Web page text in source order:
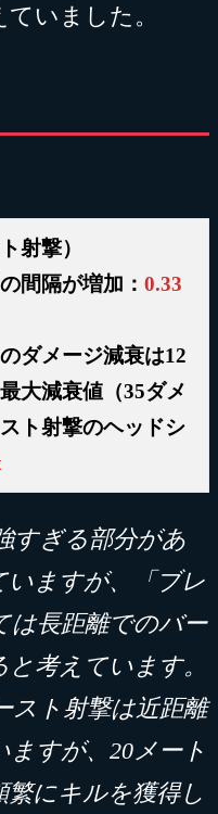
いました。
射撃）
間隔が増加： 0.33
ダメージ減衰は12
大減衰値（35ダメ
ト射撃のヘッドシ
すぎる部分があ
いますが、「ブレ
は長距離でのバー
考えています。
スト射撃は近距離
すが、20メート
にキルを獲得し